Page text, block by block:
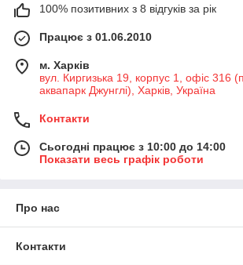
100% позитивних з 8 відгуків за рік
Працює з 01.06.2010
м. Харків
вул. Киргизька 19, корпус 1, офіс 316
аквапарк Джунглі), Харків, Україна
Контакти
Сьогодні працює з 10:00 до 14:00
Показати весь графік роботи
Про нас
Контакти